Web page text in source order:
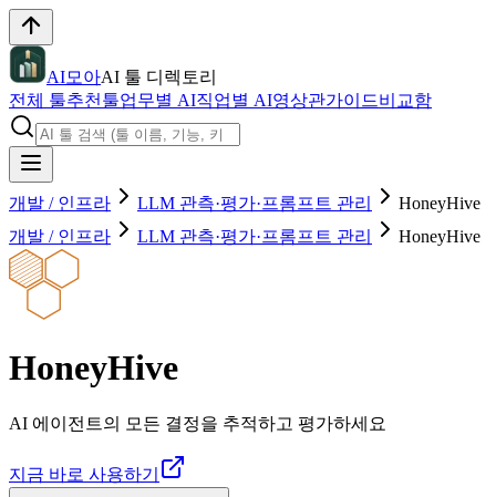
AI모아AI 툴 디렉토리
전체 툴추천툴업무별 AI직업별 AI영상관가이드비교함
개발 / 인프라 LLM 관측·평가·프롬프트 관리
HoneyHive
개발 / 인프라
LLM 관측·평가·프롬프트 관리 HoneyHive
HoneyHive
AI 에이전트의 모든 결정을 추적하고 평가하세요
지금 바로 사용하기